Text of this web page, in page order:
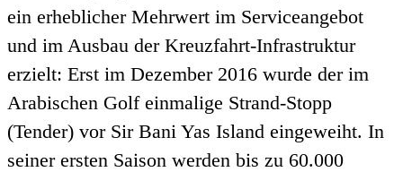
ein erheblicher Mehrwert im Serviceangebot
und im Ausbau der Kreuzfahrt-Infrastruktur
erzielt: Erst im Dezember 2016 wurde der im
Arabischen Golf einmalige Strand-Stopp
(Tender) vor Sir Bani Yas Island eingeweiht. In
seiner ersten Saison werden bis zu 60.000